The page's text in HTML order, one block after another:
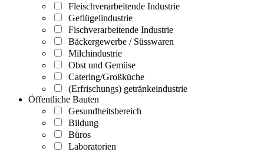
Fleischverarbeitende Industrie
Geflügelindustrie
Fischverarbeitende Industrie
Bäckergewerbe / Süsswaren
Milchindustrie
Obst und Gemüse
Catering/Großküche
(Erfrischungs) getränkeindustrie
Öffentliche Bauten
Gesundheitsbereich
Bildung
Büros
Laboratorien